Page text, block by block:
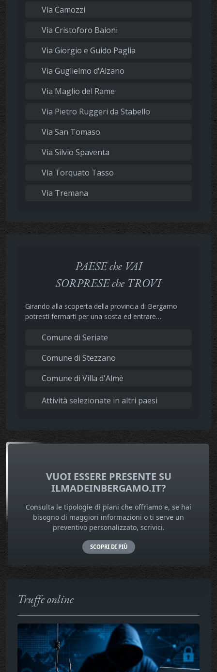
Via Camozzi
Via Cristoforo Baioni
Via Giorgio e Guido Paglia
Via Guglielmo d'Alzano
Via Maglio del Rame
Via Pietro Ruggeri da Stabello
Via San Tomaso
Via Silvio Spaventa
Via Torquato Tasso
Via Tremana
PAESE che VAI
SORPRESE che TROVI
Girando alla scoperta della provincia di Bergamo
potresti fermarti per una sosta ed entrare….
Comune di Seriate
Comune di Stezzano
Comune di Villa d'Almè
Attività selezionate in altri paesi
VUOI ESSERE PRESENTE SU
ILMADEINBERGAMO.IT?
Consulta le tipologie di piani che offriamo e, se hai
bisogno di maggiori informazioni o ti serve un
preventivo personalizzato, scrivici.
SCOPRI DI PIÙ
Truffe online